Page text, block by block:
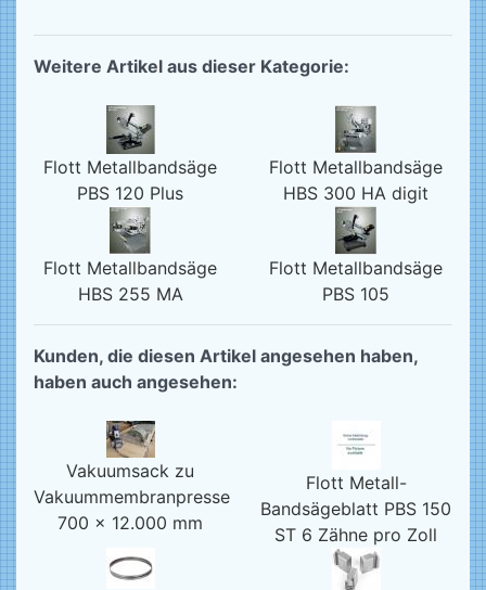
Weitere Artikel aus dieser Kategorie:
Flott Metallbandsäge
PBS 120 Plus
Flott Metallbandsäge
HBS 300 HA digit
Flott Metallbandsäge
HBS 255 MA
Flott Metallbandsäge
PBS 105
Kunden, die diesen Artikel angesehen haben,
haben auch angesehen:
Vakuumsack zu
Vakuummembranpresse
700 x 12.000 mm
Flott Metall-
Bandsägeblatt PBS 150
ST 6 Zähne pro Zoll